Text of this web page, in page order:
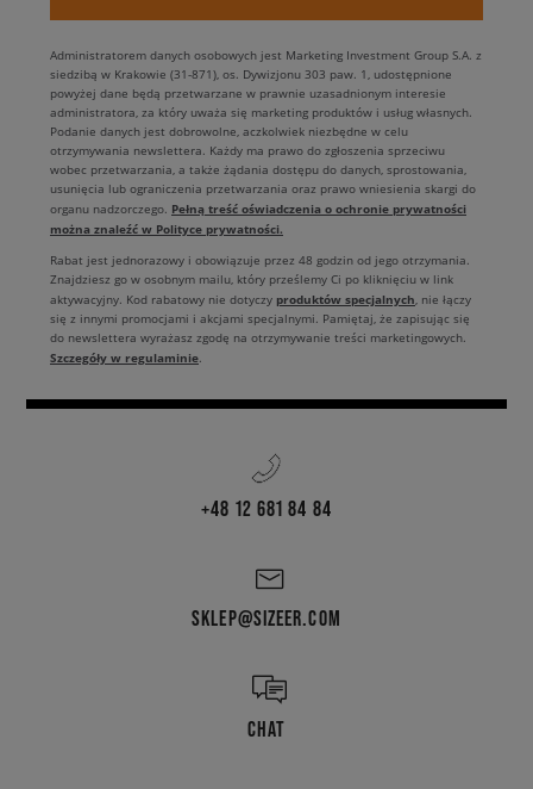
Administratorem danych osobowych jest Marketing Investment Group S.A. z
siedzibą w Krakowie (31-871), os. Dywizjonu 303 paw. 1, udostępnione
powyżej dane będą przetwarzane w prawnie uzasadnionym interesie
administratora, za który uważa się marketing produktów i usług własnych.
Podanie danych jest dobrowolne, aczkolwiek niezbędne w celu
otrzymywania newslettera. Każdy ma prawo do zgłoszenia sprzeciwu
wobec przetwarzania, a także żądania dostępu do danych, sprostowania,
usunięcia lub ograniczenia przetwarzania oraz prawo wniesienia skargi do
organu nadzorczego. Pełną treść oświadczenia o ochronie prywatności
można znaleźć w Polityce prywatności.
Rabat jest jednorazowy i obowiązuje przez 48 godzin od jego otrzymania.
Znajdziesz go w osobnym mailu, który prześlemy Ci po kliknięciu w link
aktywacyjny. Kod rabatowy nie dotyczy produktów specjalnych , nie łączy
się z innymi promocjami i akcjami specjalnymi. Pamiętaj, że zapisując się
do newslettera wyrażasz zgodę na otrzymywanie treści marketingowych.
Szczegóły w regulaminie
+48 12 681 84 84
SKLEP@SIZEER.COM
CHAT